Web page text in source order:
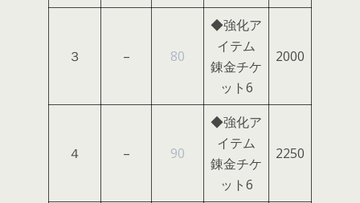
３ – 80
◆強化ア
イテム
錬金チケ
ット6
2000
４ – 90
◆強化ア
イテム
錬金チケ
ット6
2250